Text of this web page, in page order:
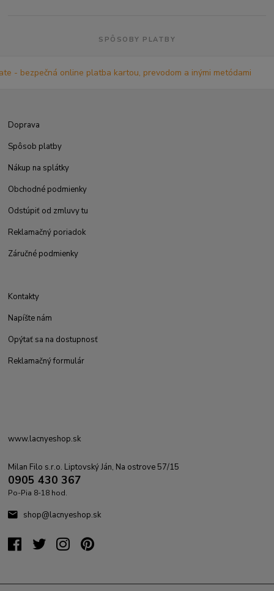
SPÔSOBY PLATBY
Doprava
Spôsob platby
Nákup na splátky
Obchodné podmienky
Odstúpiť od zmluvy tu
Reklamačný poriadok
Záručné podmienky
Kontakty
Napíšte nám
Opýtať sa na dostupnosť
Reklamačný formulár
www.lacnyeshop.sk
Milan Filo s.r.o. Liptovský Ján, Na ostrove 57/15
0905 430 367
Po-Pia 8-18 hod.
shop@lacnyeshop.sk